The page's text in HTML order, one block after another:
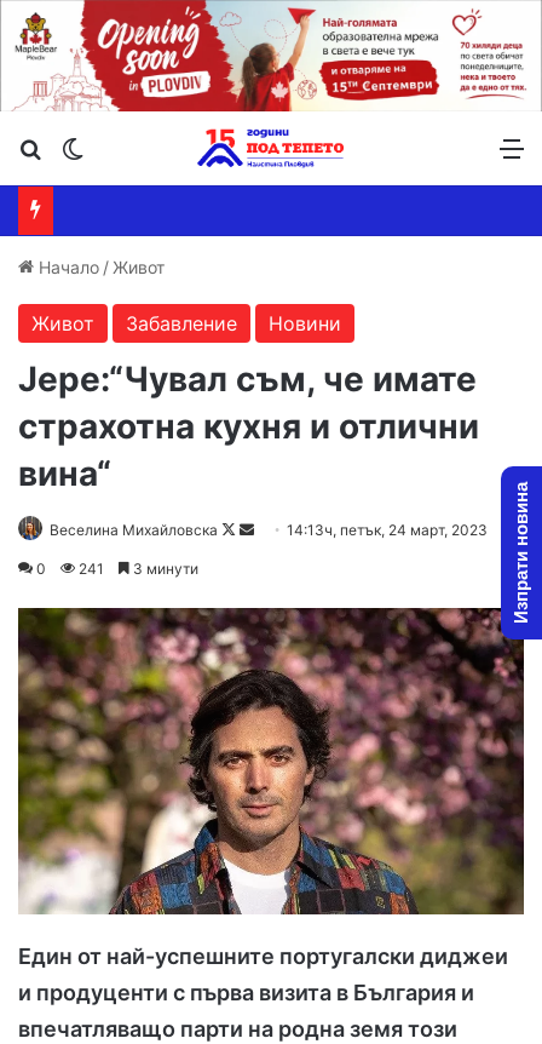
Търсене ...
Начало / Живот
Живот Забавление Новини
Jepe:“Чувал съм, че имате
страхотна кухня и отлични
вина“
Веселина Михайловска
Follow
Send14:13ч, петък, 24 март, 2023
0 241 3 минути
Един от най-успешните португалски диджеи
и продуценти с първа визита в България и
впечатляващо парти на родна земя този
Изпрати новина